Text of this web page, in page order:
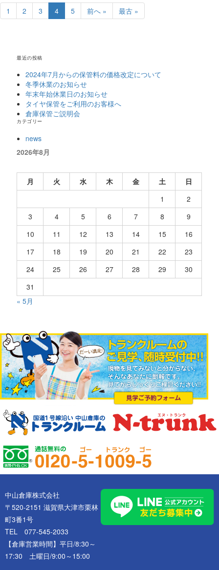
1 2 3 4 5 前へ » 最古 »
最近の投稿
2024年7月からの保管料の価格改定について
冬季休業のお知らせ
年末年始休業日のお知らせ
タイヤ保管をご利用のお客様へ
倉庫保管ご説明会
カテゴリー
news
2026年8月
月 火 水 木 金 土
日
1
2
3
4 5 6 7 8
9
10
11 12 13 14 15
16
17
18 19 20 21 22
23
24
25 26 27 28 29
30
31
« 5月
中山倉庫株式会社
〒520-2151 滋賀県大津市栗林
町3番1号
TEL 077-545-2033
【倉庫営業時間】平日/8:30～
17:30 土曜日/9:00～15:00